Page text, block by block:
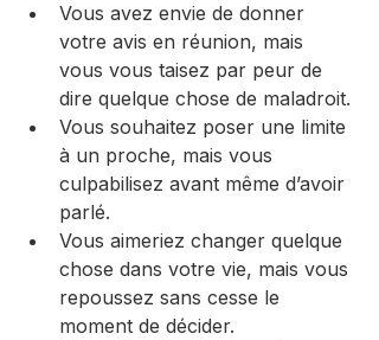
Vous avez envie de donner
votre avis en réunion, mais
vous vous taisez par peur de
dire quelque chose de maladroit.
Vous souhaitez poser une limite
à un proche, mais vous
culpabilisez avant même d’avoir
parlé.
Vous aimeriez changer quelque
chose dans votre vie, mais vous
repoussez sans cesse le
moment de décider.